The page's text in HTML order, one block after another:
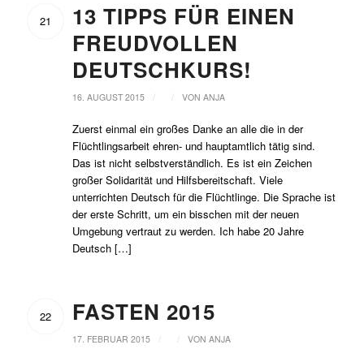
21
13 TIPPS FÜR EINEN
FREUDVOLLEN
DEUTSCHKURS!
16. AUGUST 2015 VON ANJA
Zuerst einmal ein großes Danke an alle die in der
Flüchtlingsarbeit ehren- und hauptamtlich tätig sind.
Das ist nicht selbstverständlich. Es ist ein Zeichen
großer Solidarität und Hilfsbereitschaft. Viele
unterrichten Deutsch für die Flüchtlinge. Die Sprache ist
der erste Schritt, um ein bisschen mit der neuen
Umgebung vertraut zu werden. Ich habe 20 Jahre
Deutsch […]
22 FASTEN 2015
17. FEBRUAR 2015 VON ANJA